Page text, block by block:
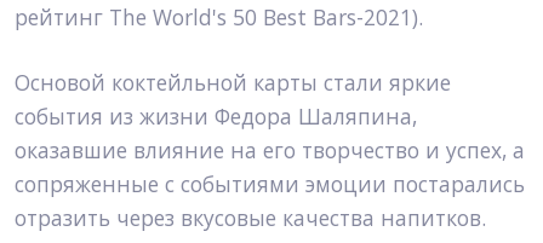
рейтинг The World's 50 Best Bars-2021).
Основой коктейльной карты стали яркие
события из жизни Федора Шаляпина,
оказавшие влияние на его творчество и успех, а
сопряженные с событиями эмоции постарались
отразить через вкусовые качества напитков.